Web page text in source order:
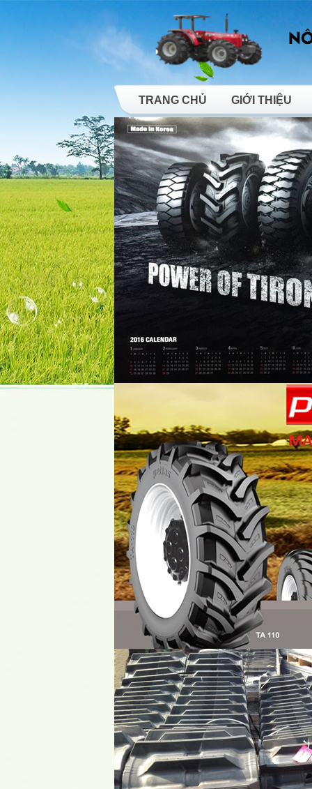
TRANG CHỦ GIỚI THIỆU